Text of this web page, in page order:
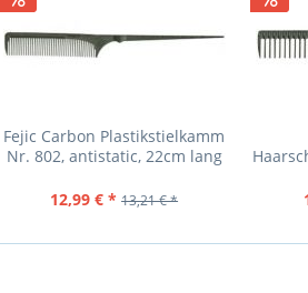
Fejic Carbon Plastikstielkamm
Nr. 802, antistatic, 22cm lang
12,99 € * 13,21 € *